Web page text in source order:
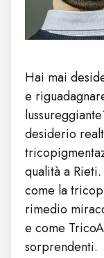
Hai mai
e
desiderio
qualità a
come la
rimedio
e come
sorprendenti.